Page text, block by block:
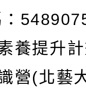
養提升
營(北藝